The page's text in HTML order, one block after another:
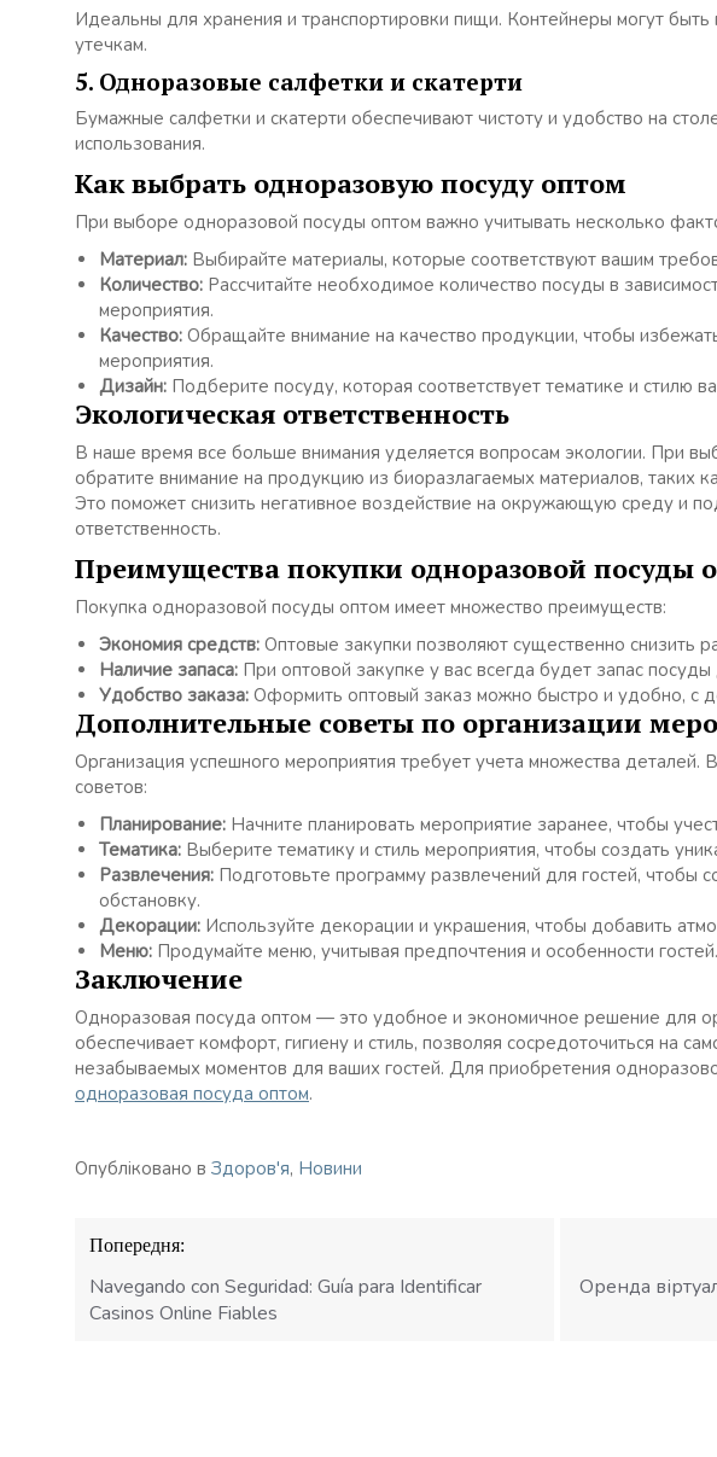
Идеальны для хранения и транспортировки пищи. Контейнеры могут быть
утечкам.
5. Одноразовые салфетки и скатерти
Бумажные салфетки и скатерти обеспечивают чистоту и удобство на
использования.
Как выбрать одноразовую посуду оптом
При выборе одноразовой посуды оптом важно учитывать несколько
Материал: Выбирайте материалы, которые соответствуют вашим
Количество: Рассчитайте необходимое количество посуды в
мероприятия.
Качество: Обращайте внимание на качество продукции, чтобы
мероприятия.
Дизайн: Подберите посуду, которая соответствует тематике и стилю
Экологическая ответственность
В наше время все больше внимания уделяется вопросам экологии. При
обратите внимание на продукцию из биоразлагаемых материалов, таких
Это поможет снизить негативное воздействие на окружающую среду и
ответственность.
Преимущества покупки одноразовой посуды
Покупка одноразовой посуды оптом имеет множество преимуществ:
Экономия средств: Оптовые закупки позволяют существенно снизить
Наличие запаса: При оптовой закупке у вас всегда будет запас
Удобство заказа: Оформить оптовый заказ можно быстро и удобно, с
Дополнительные советы по организации
Организация успешного мероприятия требует учета множества деталей.
советов:
Планирование: Начните планировать мероприятие заранее, чтобы
Тематика: Выберите тематику и стиль мероприятия, чтобы создать
Развлечения: Подготовьте программу развлечений для гостей, чтобы
обстановку.
Декорации: Используйте декорации и украшения, чтобы добавить
Меню: Продумайте меню, учитывая предпочтения и особенности гостей.
Заключение
Одноразовая посуда оптом — это удобное и экономичное решение для
обеспечивает комфорт, гигиену и стиль, позволяя сосредоточиться на
незабываемых моментов для ваших гостей. Для приобретения
одноразовая посуда оптом.
Опубліковано в Здоров'я, Новини
Навігація
записів
Попередня:
Navegando con Seguridad: Guía para Identificar
Casinos Online Fiables
Оренда